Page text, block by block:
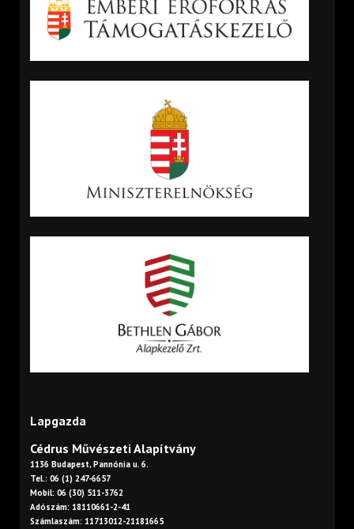
Lapgazda
Cédrus Művészeti Alapítvány
1136 Budapest, Pannónia u. 6.
Tel.: 06 (1) 247-6657
Mobil: 06 (30) 511-3762
Adószám: 18110661-2-41
Számlaszám: 11713012-21181665